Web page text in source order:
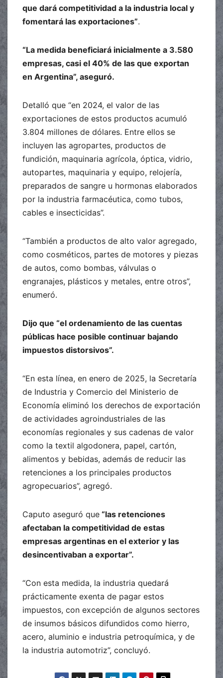
que dará competitividad a la industria local y
fomentará las exportaciones”.
“La medida beneficiará inicialmente a 3.580
empresas, casi el 40% de las que exportan
en Argentina”, aseguró.
Detalló que “en 2024, el valor de las
exportaciones de estos productos acumuló
3.804 millones de dólares. Entre ellos se
incluyen las agropartes, productos de
fundición, maquinaria agrícola, óptica, vidrio,
autopartes, maquinaria y equipo, relojería,
preparados de sangre u hormonas elaborados
por la industria farmacéutica, como tubos,
cables e insecticidas”.
“También a productos de alto valor agregado,
como cosméticos, partes de motores y piezas
de autos, como bombas, válvulas o
engranajes, plásticos y metales, entre otros”,
enumeró.
Dijo que “el ordenamiento de las cuentas
públicas hace posible continuar bajando
impuestos distorsivos”.
“En esta línea, en enero de 2025, la Secretaría
de Industria y Comercio del Ministerio de
Economía eliminó los derechos de exportación
de actividades agroindustriales de las
economías regionales y sus cadenas de valor
como la textil algodonera, papel, cartón,
alimentos y bebidas, además de reducir las
retenciones a los principales productos
agropecuarios”, agregó.
Caputo aseguró que “las retenciones
afectaban la competitividad de estas
empresas argentinas en el exterior y las
desincentivaban a exportar”.
“Con esta medida, la industria quedará
prácticamente exenta de pagar estos
impuestos, con excepción de algunos sectores
de insumos básicos difundidos como hierro,
acero, aluminio e industria petroquímica, y de
la industria automotriz”, concluyó.